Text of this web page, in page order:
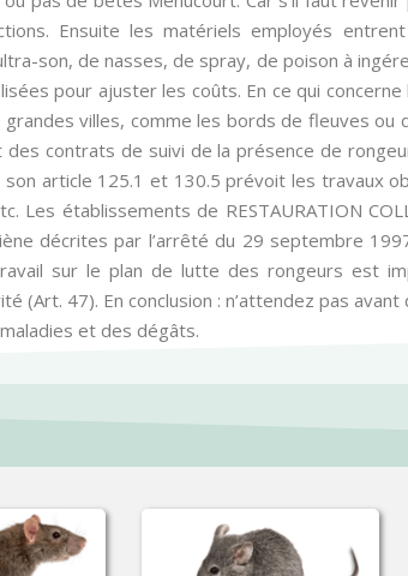
Ensuite les matériels employés
son, de nasses, de spray, de poison à
pour ajuster les coûts. En ce qui
villes, comme les bords de fleuves ou
contrats de suivi de la présence de
son article 125.1 et 130.5 prévoit les travaux
Les établissements de RESTAURATION
décrites par l’arrêté du 29 septembre
sur le plan de lutte des rongeurs est
(Art. 47). En conclusion : n’attendez pas
et des dégâts.